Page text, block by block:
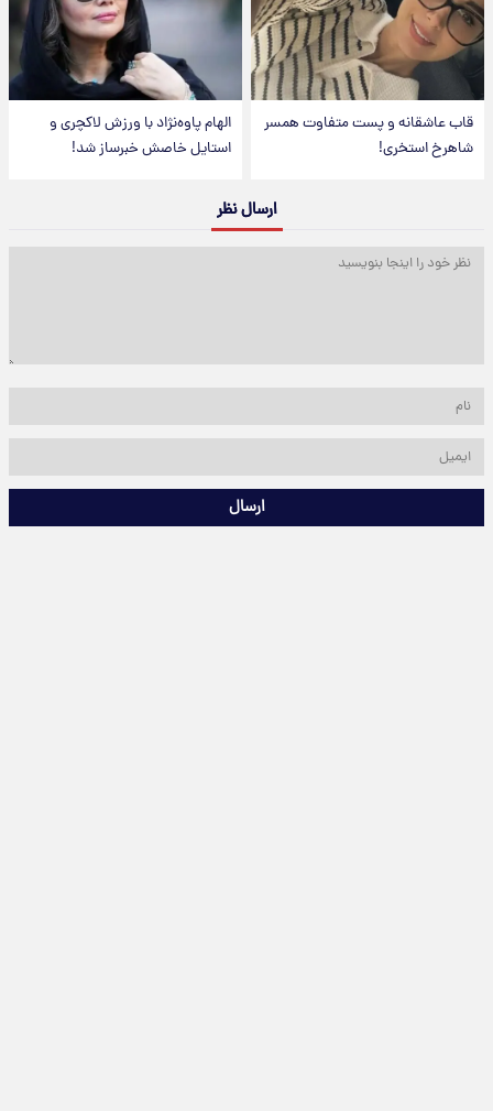
قاب عاشقانه و پست متفاوت همسر
شاهرخ استخری!
الهام پاوه‌نژاد با ورزش لاکچری و
استایل خاصش خبرساز شد!
ارسال نظر
ارسال